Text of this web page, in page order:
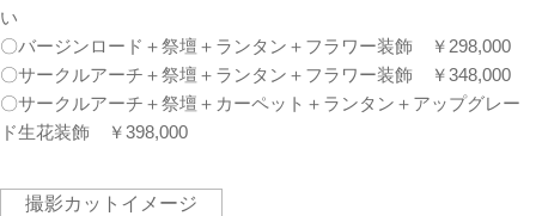
い
〇バージンロード＋祭壇＋ランタン＋フラワー装飾 ￥298,000
〇サークルアーチ＋祭壇＋ランタン＋フラワー装飾 ￥348,000
〇サークルアーチ＋祭壇＋カーペット＋ランタン＋アップグレー
ド生花装飾 ￥398,000
撮影カットイメージ